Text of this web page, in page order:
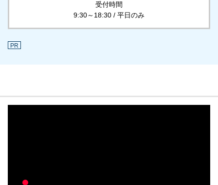
受付時間
9:30～18:30 / 平日のみ
PR